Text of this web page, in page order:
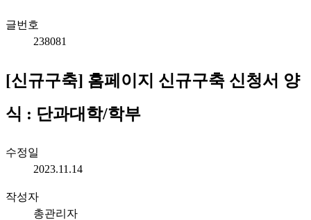
글번호
238081
[신규구축] 홈페이지 신규구축 신청서 양
식 : 단과대학/학부
수정일
2023.11.14
작성자
총관리자